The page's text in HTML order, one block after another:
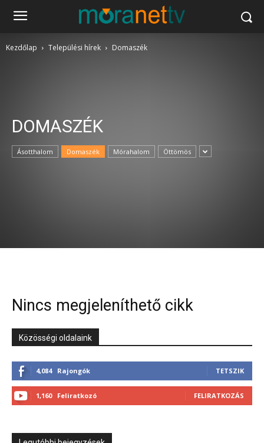
Kezdőlap Települési hírek Domaszék
DOMASZÉK
Ásotthalom Domaszék Mórahalom Öttömös
Nincs megjeleníthető cikk
Közösségi oldalaink
4,084 Rajongók TETSZIK
1,160 Feliratkozó FELIRATKOZÁS